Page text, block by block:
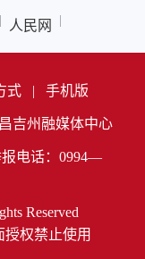
| 人民网 |
式 | 手机版
吉州融媒体中心
报电话：0994—
Reserved
授权禁止使用